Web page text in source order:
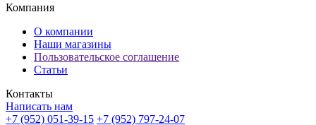
Компания
О компании
Наши магазины
Пользовательское соглашение
Статьи
Контакты
Написать нам
+7 (952) 051-39-15 +7 (952) 797-24-07